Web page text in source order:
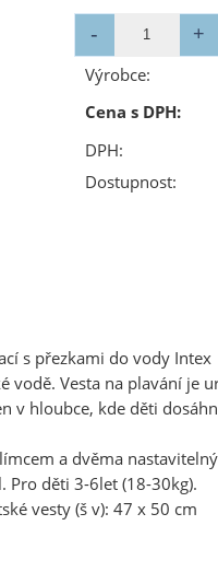
Výrobce:
Cena s DPH:
DPH:
Dostupnost:
s přezkami do vody Intex
vodě. Vesta na plavání
v hloubce, kde děti
a dvěma
Pro děti 3-6let (18-30kg).
vesty (š v): 47 x 50 cm